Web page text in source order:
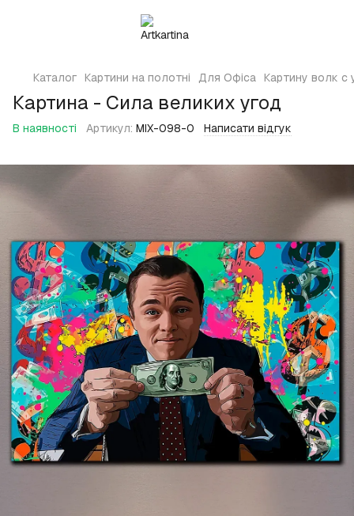
Каталог Картини на полотні Для Офіса Картину волк
Картина - Сила великих угод
В наявності Артикул: MIX-098-0 Написати відгук